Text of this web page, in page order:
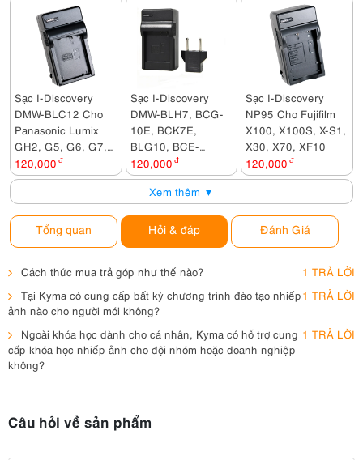
Sạc I-Discovery
DMW-BLC12 Cho
Panasonic Lumix
GH2, G5, G6, G7,
FZ200, FZ1000,
FZ2000, GX8,
120,000 đ
Sạc I-Discovery
DMW-BLH7, BCG-
10E, BCK7E,
BLG10, BCE-
10E, BCF10E
120,000 đ
Sạc I-Discovery
NP95 Cho Fujifilm
X100, X100S, X-S1,
X30, X70, XF10
120,000 đ
Xem thêm ▼
Tổng quan Hỏi & đáp Đánh Giá
Cách thức mua trả góp như thế nào?
1 TRẢ LỜI
Tại Kyma có cung cấp bất kỳ chương trình đào tạo nhiếp
ảnh nào cho người mới không?
1 TRẢ LỜI
Ngoài khóa học dành cho cá nhân, Kyma có hỗ trợ cung
cấp khóa học nhiếp ảnh cho đội nhóm hoặc doanh nghiệp
không?
1 TRẢ LỜI
Câu hỏi về sản phẩm